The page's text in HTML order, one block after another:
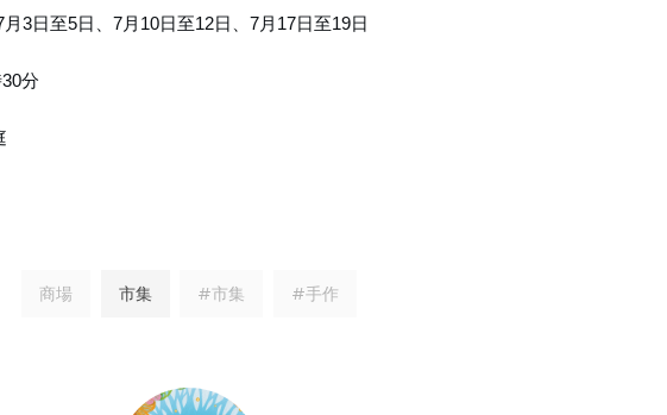
3日至5日、7月10日至12日、7月17日至19日
分
商場 市集 #市集 #手作